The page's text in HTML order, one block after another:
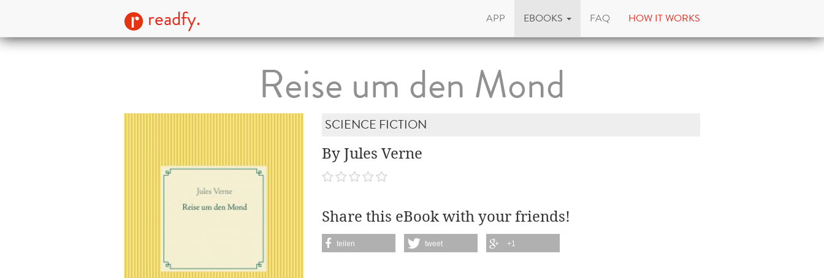
readfy. APP EBOOKS FAQ HOW IT WORKS
Reise um den Mond
SCIENCE FICTION
By Jules Verne
Share this eBook with your friends!
teilen tweet +1